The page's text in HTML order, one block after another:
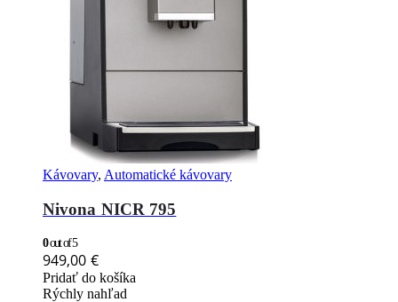
Kávovary, Automatické kávovary
Nivona NICR 795
0out of 5
949,00 €
Pridať do košíka
Rýchly nahľad